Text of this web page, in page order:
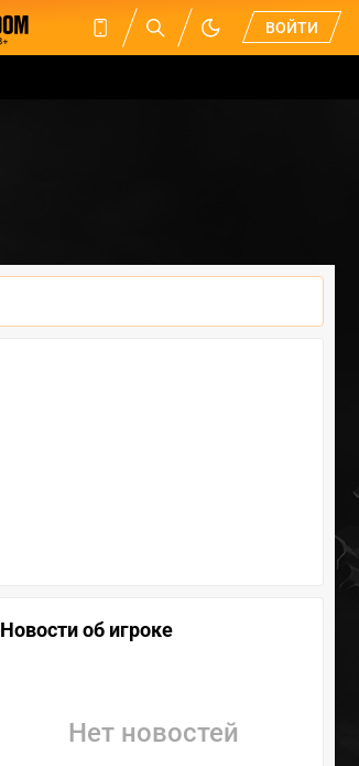
ВОЙТИ
Новости об игроке
Нет новостей